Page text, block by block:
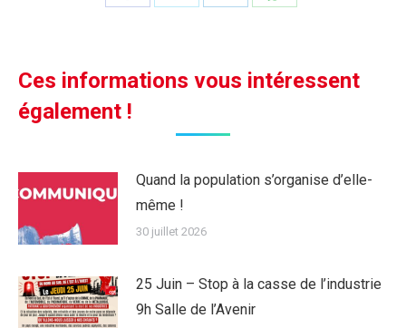
Ces informations vous intéressent
également !
Quand la population s’organise d’elle-
même !
30 juillet 2026
25 Juin – Stop à la casse de l’industrie
9h Salle de l’Avenir